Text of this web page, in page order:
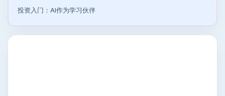
投资入门：AI作为学习伙伴